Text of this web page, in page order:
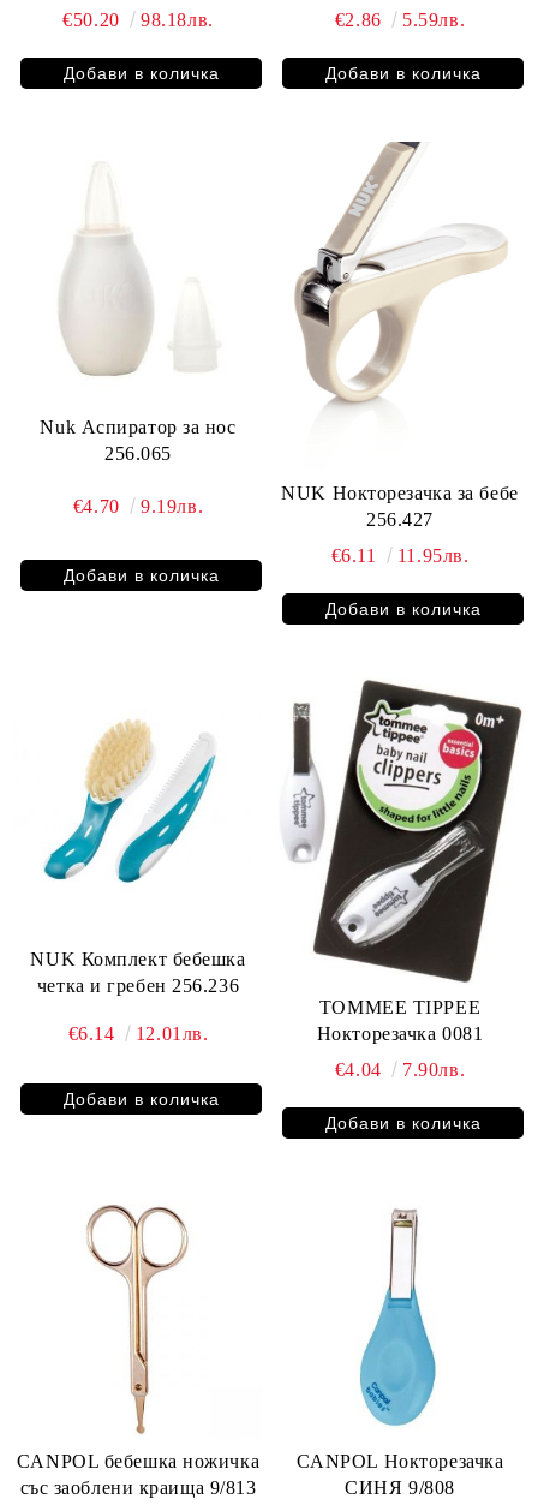
€50.20 98.18лв. €2.86 5.59лв.
Nuk Аспиратор за нос
256.065
€4.70 9.19лв.
NUK Нокторезачка за бебе
256.427
€6.11
11.95лв.
NUK Комплект бебешка
четка и гребен 256.236
€6.14 12.01лв.
TOMMEE TIPPEE
Нокторезачка 0081
€4.04
7.90лв.
CANPOL бебешка ножичка
със заоблени краища 9/813
CANPOL Нокторезачка
СИНЯ 9/808